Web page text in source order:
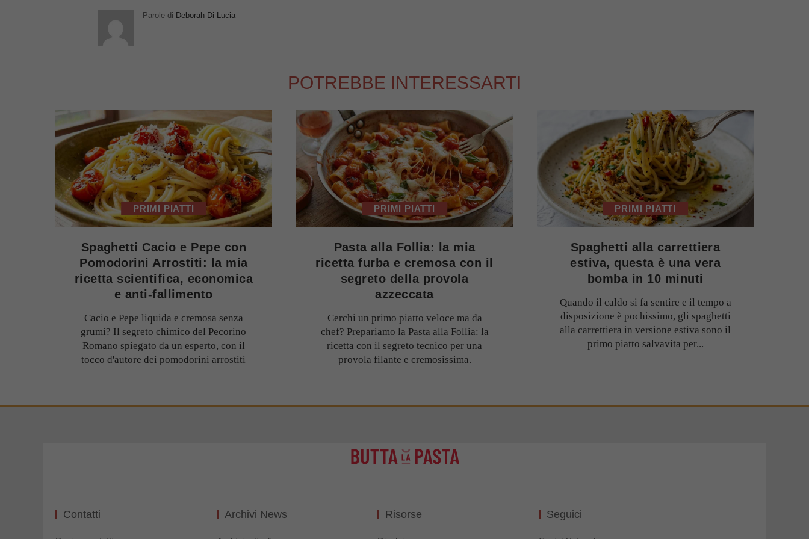
Parole di Deborah Di Lucia
POTREBBE INTERESSARTI
PRIMI PIATTI
Spaghetti Cacio e Pepe con
Pomodorini Arrostiti: la mia
ricetta scientifica, economica
e anti-fallimento
Cacio e Pepe liquida e cremosa senza
grumi? Il segreto chimico del Pecorino
Romano spiegato da un esperto, con il
tocco d'autore dei pomodorini arrostiti
PRIMI PIATTI
Pasta alla Follia: la mia
ricetta furba e cremosa con il
segreto della provola
azzeccata
Cerchi un primo piatto veloce ma da
chef? Prepariamo la Pasta alla Follia: la
ricetta con il segreto tecnico per una
provola filante e cremosissima.
PRIMI PIATTI
Spaghetti alla carrettiera
estiva, questa è una vera
bomba in 10 minuti
Quando il caldo si fa sentire e il tempo a
disposizione è pochissimo, gli spaghetti
alla carrettiera in versione estiva sono il
primo piatto salvavita per...
Contatti Archivi News Risorse Seguici